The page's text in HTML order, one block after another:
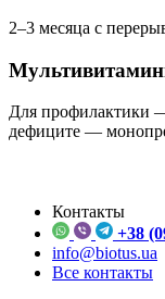
2–3 месяца с
Для профилактики
дефиците —
Контакты
+38
info@biotus.ua
Все контакты